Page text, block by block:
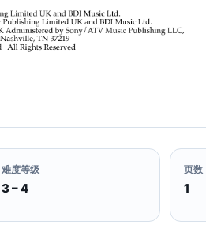
难度等级
3 – 4
页数
1